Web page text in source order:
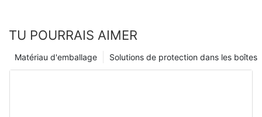
TU POURRAIS AIMER
Solutions de protection dans les boîtes
Matériau d'emballage